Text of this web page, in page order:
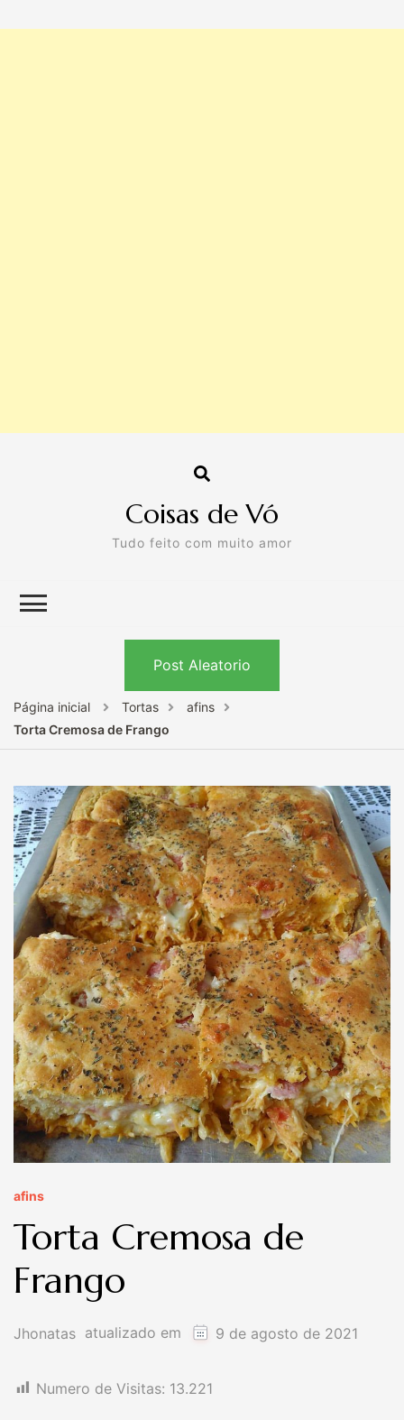
Coisas de Vó
Tudo feito com muito amor
Post Aleatorio
Página inicial Tortas
afins
Torta Cremosa de Frango
afins
Torta Cremosa de
Frango
Jhonatas atualizado em 9 de agosto de 2021
Numero de Visitas: 13.221